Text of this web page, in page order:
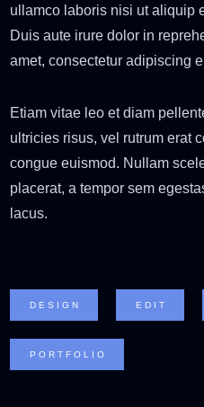
ullamco laboris nisi ut aliquip
Duis aute irure dolor in
amet, consectetur adipiscing
Etiam vitae leo et diam
ultricies risus, vel rutrum erat
congue euismod. Nullam
placerat, a tempor sem
lacus.
DESIGN EDIT
PORTFOLIO